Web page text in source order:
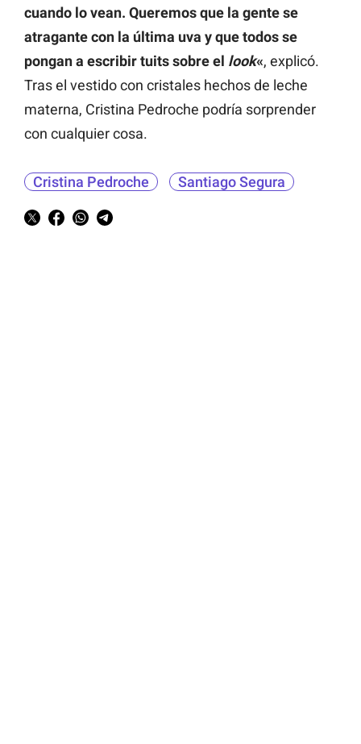
cuando lo vean. Queremos que la gente se
atragante con la última uva y que todos se
pongan a escribir tuits sobre el look«, explicó.
Tras el vestido con cristales hechos de leche
materna, Cristina Pedroche podría sorprender
con cualquier cosa.
Cristina Pedroche Santiago Segura